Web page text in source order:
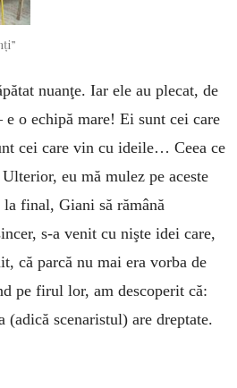
nu­anţe. Iar ele au plecat, de
o echipă mare! Ei sunt cei care
cei care vin cu ideile… Ceea ce
eu mă mulez pe aceste
final, Giani să rămână
s-a venit cu nişte idei care,
că parcă nu mai era vorba de
pe firul lor, am descoperit că:
(adică sce­naristul) are dreptate.